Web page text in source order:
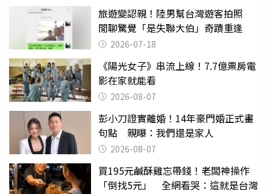
旅遊變認親！陸男幫台灣遊客拍照
閒聊驚覺「是失聯大伯」奇蹟重逢
2026-07-18
《陽光女子》串流上線！7.7億票房電
影在家就能看
2026-08-07
彭小刀證實離婚！14年豪門婚正式畫
句點 親曝：我們還是家人
2026-08-07
買195元鹹酥雞忘帶錢！老闆神操作
「倒找5元」 全網看哭：這就是台灣